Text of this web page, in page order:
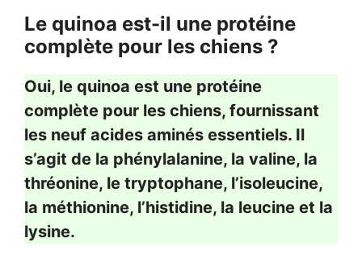
Le quinoa est-il une protéine
complète pour les chiens ?
Oui, le quinoa est une protéine
complète pour les chiens, fournissant
les neuf acides aminés essentiels. Il
s’agit de la phénylalanine, la valine, la
thréonine, le tryptophane, l’isoleucine,
la méthionine, l’histidine, la leucine et la
lysine.